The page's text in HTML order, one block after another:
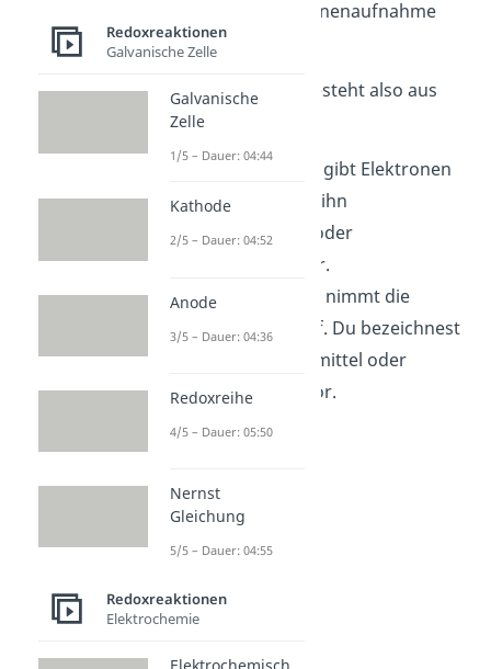
, die Elektronenaufnahme
Reduktion.
Eine Redoxreaktion besteht also aus
zwei Teilreaktionen:
Oxidation
gibt Elektronen
(e ) ab. Du nennst ihn
Reduktionsmittel oder
Elektronendonator.
Reduktion
nimmt die
Elektronen (e
) auf. Du bezeichnest
ihn als Oxidationsmittel oder
Elektronenakzeptor.
Redoxreaktionen
Galvanische Zelle
Galvanische
Zelle
1/5 – Dauer: 04:44
Kathode
2/5 – Dauer: 04:52
Anode
3/5 – Dauer: 04:36
Redoxreihe
4/5 – Dauer: 05:50
Nernst
Gleichung
5/5 – Dauer: 04:55
Redoxreaktionen
Elektrochemie